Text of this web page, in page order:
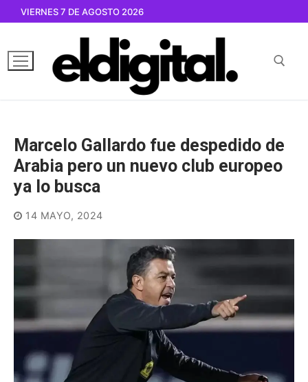
contenido
VIERNES 7 DE AGOSTO 2026
Marcelo Gallardo fue despedido de
Arabia pero un nuevo club europeo
ya lo busca
14 MAYO, 2024